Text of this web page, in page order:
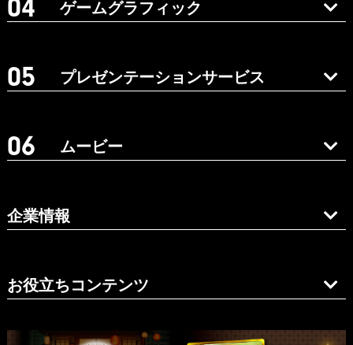
ゲームグラフィック
プレゼンテーションサービス
ムービー
企業情報
お役立ちコンテンツ